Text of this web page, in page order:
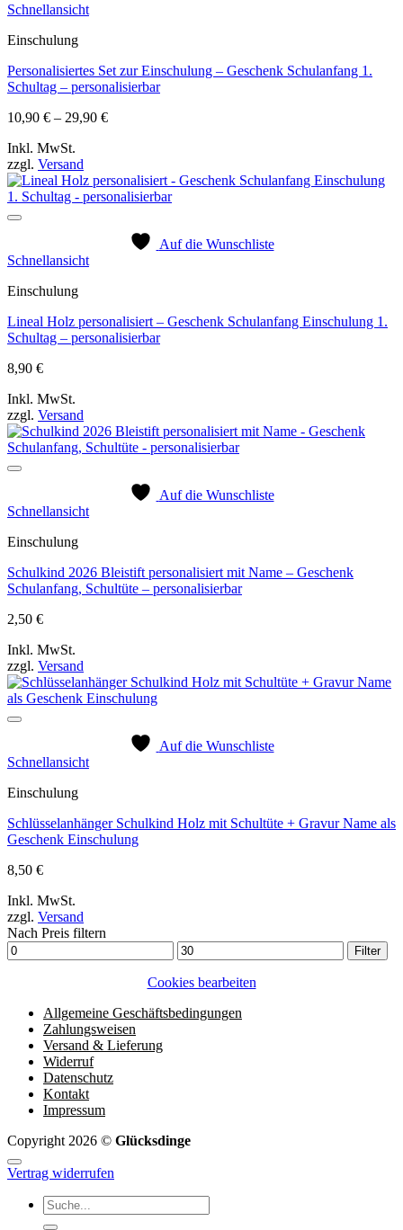
Schnellansicht
Einschulung
Personalisiertes Set zur Einschulung – Geschenk Schulanfang 1.
Schultag – personalisierbar
10,90 € – 29,90 €Preisspanne:
Inkl. MwSt.
zzgl. Versand
Auf die Wunschliste
Schnellansicht
Einschulung
Lineal Holz personalisiert – Geschenk Schulanfang Einschulung 1.
Schultag – personalisierbar
8,90 €
Inkl. MwSt.
zzgl. Versand
Auf die Wunschliste
Schnellansicht
Einschulung
Schulkind 2026 Bleistift personalisiert mit Name – Geschenk
Schulanfang, Schultüte – personalisierbar
2,50 €
Inkl. MwSt.
zzgl. Versand
Auf die Wunschliste
Schnellansicht
Einschulung
Schlüsselanhänger Schulkind Holz mit Schultüte + Gravur Name als
Geschenk Einschulung
8,50 €
Inkl. MwSt.
zzgl. Versand
Nach Preis filtern
Min.
Preis
Max.
Preis
Filter
Cookies bearbeiten
Allgemeine Geschäftsbedingungen
Zahlungsweisen
Versand & Lieferung
Widerruf
Datenschutz
Kontakt
Impressum
Copyright 2026 © Glücksdinge
Vertrag widerrufen
Suchen
nach: